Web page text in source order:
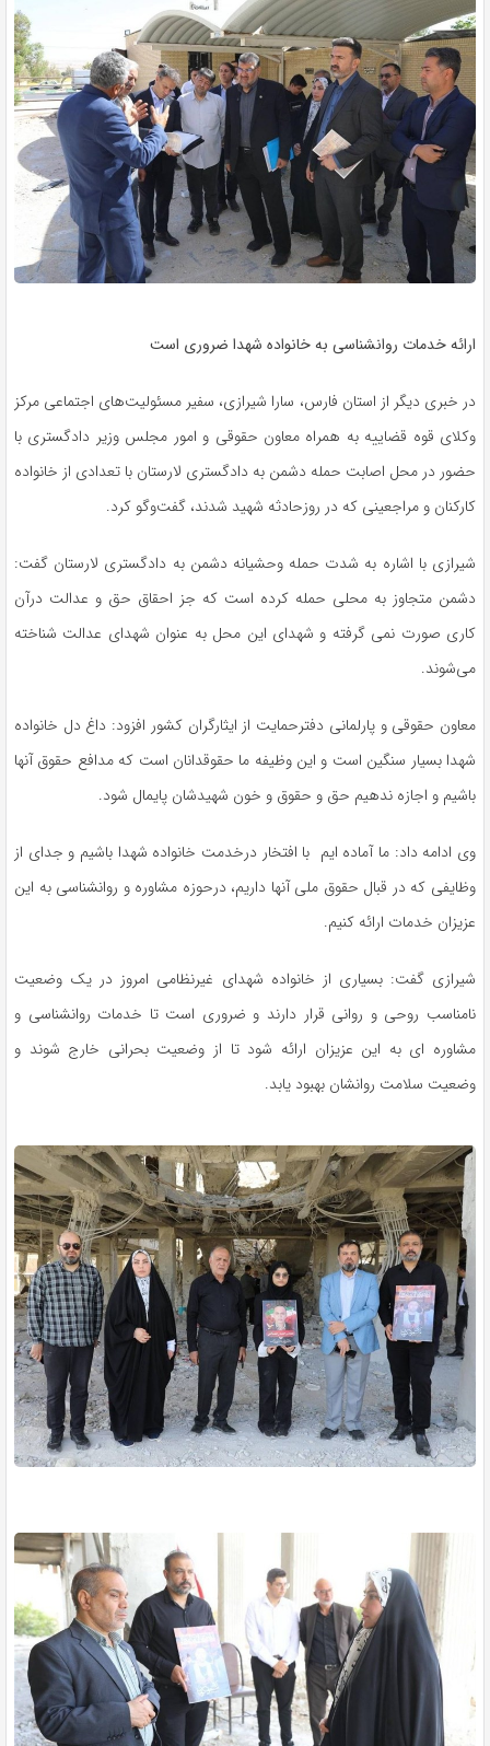
ارائه خدمات روانشناسی به خانواده شهدا ضروری است
در خبری دیگر از استان فارس، سارا شیرازی، سفیر مسئولیت‌های اجتماعی مرکز
وکلای قوه قضاییه به همراه معاون حقوقی و امور مجلس وزیر دادگستری با
حضور در محل اصابت حمله دشمن به دادگستری لارستان با تعدادی از خانواده
کارکنان و مراجعینی که در روزحادثه شهید شدند، گفت‌وگو کرد.
شیرازی با اشاره به شدت حمله وحشیانه دشمن به دادگستری لارستان گفت:
دشمن متجاوز به محلی حمله کرده است که جز احقاق حق و عدالت درآن
کاری صورت نمی گرفته و شهدای این محل به عنوان شهدای عدالت شناخته
می‌شوند.
معاون حقوقی و پارلمانی دفترحمایت از ایثارگران کشور افزود: داغ دل خانواده
شهدا بسیار سنگین است و این وظیفه ما حقوقدانان است که مدافع حقوق آنها
باشیم و اجازه ندهیم حق و حقوق و خون شهیدشان پایمال شود.
وی ادامه داد: ما آماده ایم با افتخار درخدمت خانواده شهدا باشیم و جدای از
وظایفی که در قبال حقوق ملی آنها داریم، درحوزه مشاوره و روانشناسی به این
عزیزان خدمات ارائه کنیم.
شیرازی گفت: بسیاری از خانواده شهدای غیرنظامی امروز در یک وضعیت
نامناسب روحی و روانی قرار دارند و ضروری است تا خدمات روانشناسی و
مشاوره ای به این عزیزان ارائه شود تا از وضعیت بحرانی خارج شوند و
وضعیت سلامت روانشان بهبود یابد.